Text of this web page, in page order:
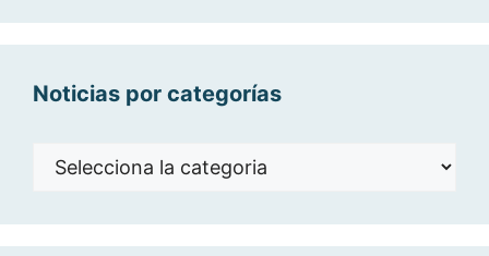
Noticias por categorías
Noticias